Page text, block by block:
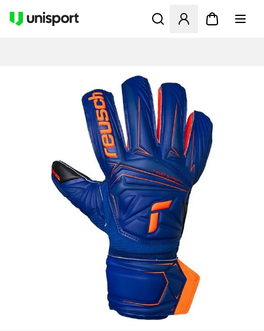
Åbner en Modal til at